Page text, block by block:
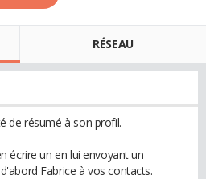
RÉSEAU
de résumé à son profil.
écrire un en lui envoyant un
Fabrice à vos contacts.